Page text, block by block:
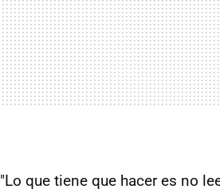
"Lo que tiene que hacer es no